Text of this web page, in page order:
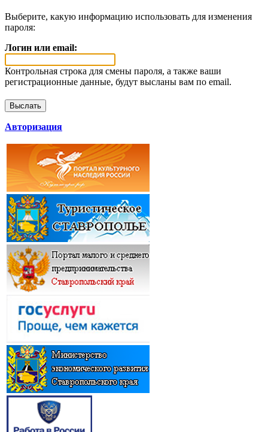
Выберите, какую информацию использовать для изменения
пароля:
Логин или email:
Контрольная строка для смены пароля, а также ваши
регистрационные данные, будут высланы вам по email.
Авторизация